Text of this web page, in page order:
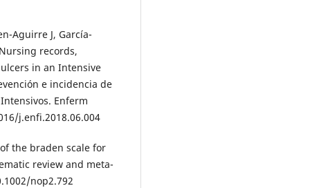
Aguirre J, García-
records,
in an Intensive
e incidencia de
Enferm
j.enfi.2018.06.004
the braden scale for
review and meta-
nop2.792